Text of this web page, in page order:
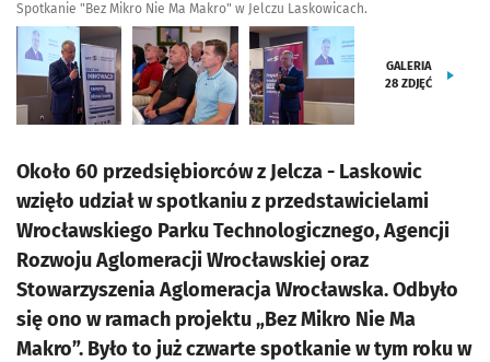
Spotkanie "Bez Mikro Nie Ma Makro" w Jelczu Laskowicach.
GALERIA
28 ZDJĘĆ
Około 60 przedsiębiorców z Jelcza - Laskowic
wzięło udział w spotkaniu z przedstawicielami
Wrocławskiego Parku Technologicznego, Agencji
Rozwoju Aglomeracji Wrocławskiej oraz
Stowarzyszenia Aglomeracja Wrocławska. Odbyło
się ono w ramach projektu „Bez Mikro Nie Ma
Makro”. Było to już czwarte spotkanie w tym roku w